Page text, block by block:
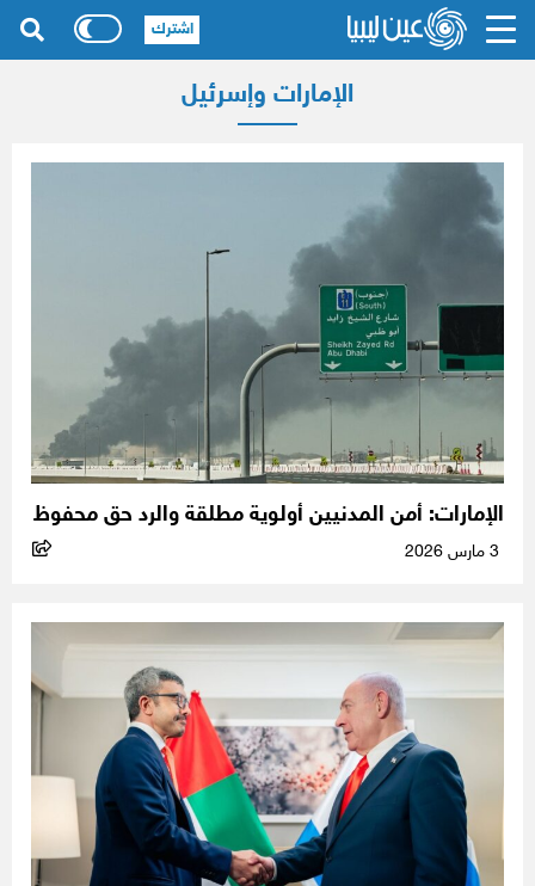
الإمارات وإسرئيل
الإمارات: أمن المدنيين أولوية مطلقة والرد حق محفوظ
اشترك